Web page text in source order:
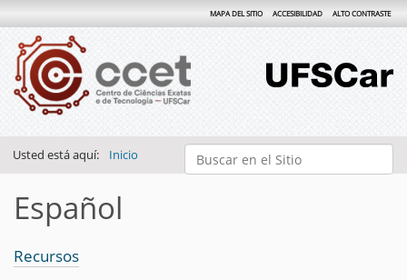
Buscar
MAPA DEL SITIO ACCESIBILIDAD ALTO CONTRASTE
Usted está aquí: Inicio
Español
Recursos